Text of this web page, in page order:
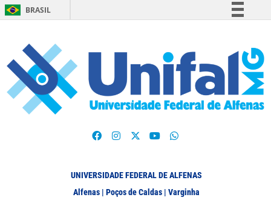
BRASIL
Participe
Acesso à informação
Legislação
UNIVERSIDADE FEDERAL DE ALFENAS
Alfenas | Poços de Caldas | Varginha